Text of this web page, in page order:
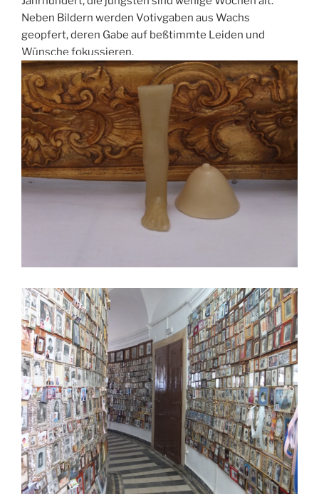
Neben Bildern werden Votivgaben aus Wachs
geopfert, deren Gabe auf beßtimmte Leiden und
Wünsche fokussieren.